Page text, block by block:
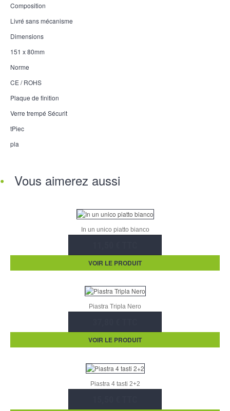
Composition
Livré sans mécanisme
Dimensions
151 x 80mm
Norme
CE / ROHS
Plaque de finition
Verre trempé Sécurit
tPiec
pla
Vous aimerez aussi
In un unico piatto bianco
VOIR LE PRODUIT
Piastra Tripla Nero
VOIR LE PRODUIT
Piastra 4 tasti 2+2